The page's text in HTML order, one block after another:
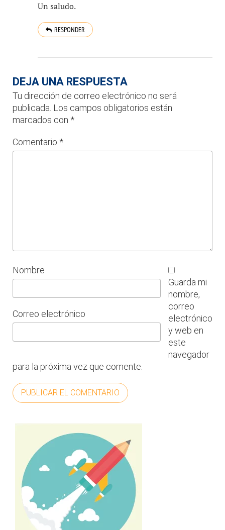
Un saludo.
RESPONDER
DEJA UNA RESPUESTA
Tu dirección de correo electrónico no será
publicada. Los campos obligatorios están
marcados con *
Comentario *
Nombre
Correo electrónico
Guarda mi
nombre,
correo
electrónico
y web en
este
navegador
para la próxima vez que comente.